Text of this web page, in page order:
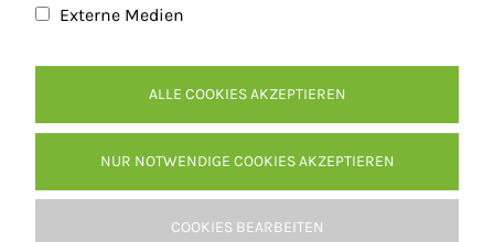
Kontakt
Externe Medien
ALLE COOKIES AKZEPTIEREN
NUR NOTWENDIGE COOKIES AKZEPTIEREN
COOKIES BEARBEITEN